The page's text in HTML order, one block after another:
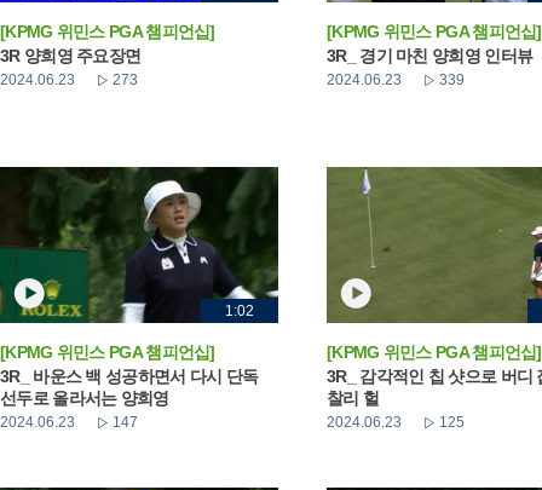
[KPMG 위민스 PGA 챔피언십]
3R 양희영 주요장면
2024.06.23 273
[KPMG 위민스 PGA 챔피언십]
3R_ 경기 마친 양희영 인터뷰
2024.06.23 339
1:02
[KPMG 위민스 PGA 챔피언십]
3R_ 바운스 백 성공하면서 다시 단독
선두로 올라서는 양희영
2024.06.23 147
[KPMG 위민스 PGA 챔피언십]
3R_ 감각적인 칩 샷으로 버디
찰리 헐
2024.06.23 125